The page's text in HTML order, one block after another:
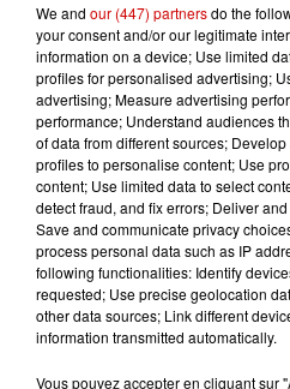
6 août 2026
Invasion
plages du
6 août 2026
À LA UNE
Amel Bent
We and our (447) partnersdo the
your consent and/or our legitimate
information on a device; Use limited
profiles for personalised advertising;
advertising; Measure advertising
performance; Understand audiences
of data from different sources;
profiles to personalise content; Use
content; Use limited data to select
detect fraud, and fix errors; Deliver
Save and communicate privacy
process personal data such as IP
following functionalities: Identify
requested; Use precise geolocation
other data sources; Link different
information transmitted automatically.
Vous pouvez accepter en cliquant sur